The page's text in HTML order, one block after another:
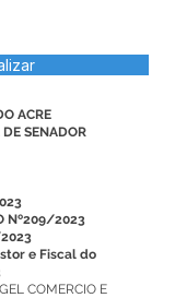
ACRE
DE SENADOR
Nº209/2023
2023
e Fiscal do
COMERCIO E